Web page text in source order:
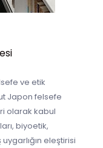
ve etik
Japon felsefe
olarak kabul
biyoetik,
eleştirisi